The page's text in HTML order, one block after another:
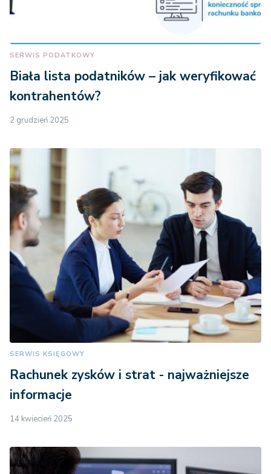
SERWIS PODATKOWY
Biała lista podatników – jak weryfikować
kontrahentów?
2 grudzień 2025
SERWIS KSIĘGOWY
Rachunek zysków i strat - najważniejsze
informacje
14 kwiecień 2025